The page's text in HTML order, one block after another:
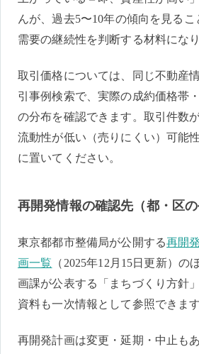
んが、過去5〜10年の傾向を見る
需要の継続性を判断する材料になり
取引価格については、同じ不動産
引事例検索で、実際の成約価格帯
の分布を確認できます。取引件数
流動性が低い（売りにくい）可能
に置いてください。
再開発情報の確認先（都・区の
東京都都市整備局が公開する再開
画一覧 （2025年12月15日更新）の
画課が公表する「まちづくり方針
資料も一次情報として参照できます
再開発計画は変更・延期・中止も